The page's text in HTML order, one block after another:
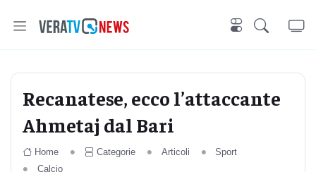
Recanatese, ecco l’attaccante
Ahmetaj dal Bari
Home Categorie Articoli
Sport
Calcio